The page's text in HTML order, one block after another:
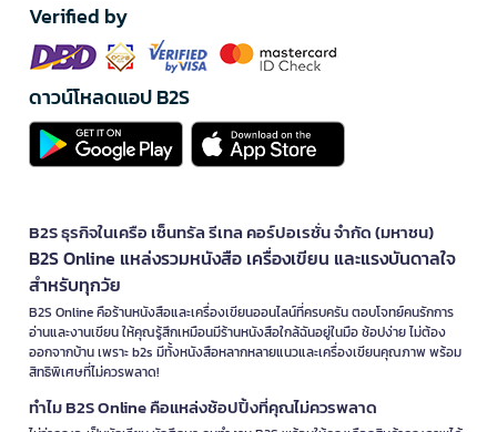
Verified by
ดาวน์โหลดแอป B2S
B2S ธุรกิจในเครือ เซ็นทรัล รีเทล คอร์ปอเรชั่น จำกัด (มหาชน)
B2S Online แหล่งรวมหนังสือ เครื่องเขียน และแรงบันดาลใจ
สำหรับทุกวัย
B2S Online คือร้านหนังสือและเครื่องเขียนออนไลน์ที่ครบครัน ตอบโจทย์คนรักการ
อ่านและงานเขียน ให้คุณรู้สึกเหมือนมีร้านหนังสือใกล้ฉันอยู่ในมือ ช้อปง่าย ไม่ต้อง
ออกจากบ้าน เพราะ b2s มีทั้งหนังสือหลากหลายแนวและเครื่องเขียนคุณภาพ พร้อม
สิทธิพิเศษที่ไม่ควรพลาด!
ทำไม B2S Online คือแหล่งช้อปปิ้งที่คุณไม่ควรพลาด